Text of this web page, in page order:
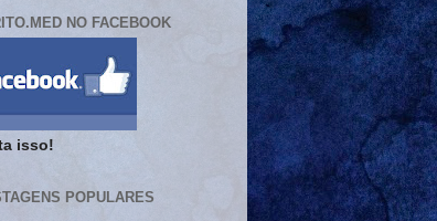
NO FACEBOOK
isso!
POPULARES